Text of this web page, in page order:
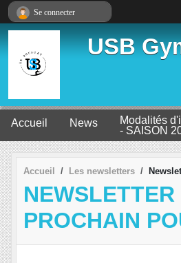
USB
Accueil News
Modalités
- SAISON
Accueil Les newsletters
PROCHAIN
Se connecter
Panneau de gestion des cookies